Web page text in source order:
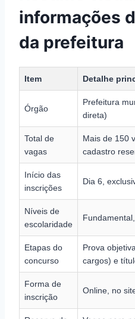
informações
da prefeitura
Item Detalhe
Órgão
Prefeitura
direta)
Total de
vagas
Mais de 150
cadastro
Início das
inscrições
Dia 6,
Níveis de
escolaridade
Etapas do
concurso
Prova
cargos) e
Forma de
inscrição
Online, no